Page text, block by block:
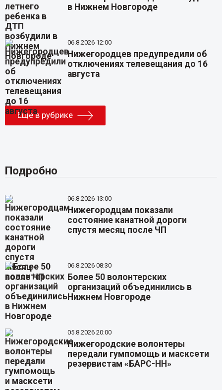
в Нижнем Новгороде
06.8.2026 12:00
Нижегородцев предупредили об
отключениях телевещания до 16
августа
Еще в рубрике
Подробно
06.8.2026 13:00
Нижегородцам показали
состояние канатной дороги
спустя месяц после ЧП
06.8.2026 08:30
Более 50 волонтерских
организаций объединились в
Нижнем Новгороде
05.8.2026 20:00
Нижегородские волонтеры
передали гумпомощь и масксети
резервистам «БАРС-НН»